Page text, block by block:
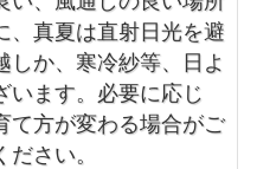
、真夏は直射日光を避
しか、寒冷紗等、日よ
います。必要に応じ
て方が変わる場合がご
さい。